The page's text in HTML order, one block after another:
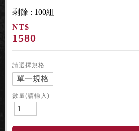
剩餘 : 100組
NT$
1580
請選擇規格
單一規格
數量(請輸入)